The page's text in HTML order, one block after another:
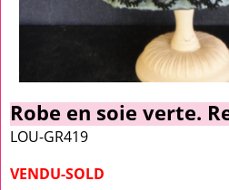
Robe en soie verte.
LOU-GR419
VENDU-SOLD